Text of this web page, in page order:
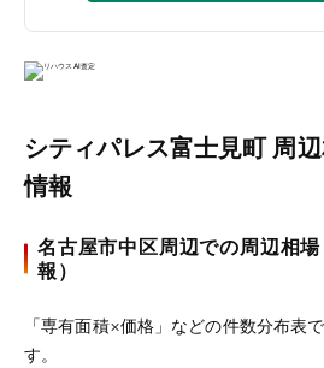
シティパレス富士見町 周
情報
名古屋市中区周辺での周辺相
報）
「専有面積×価格」などの件数分布表
す。